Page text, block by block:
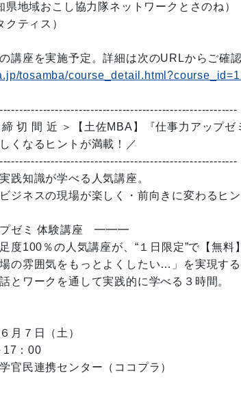
地域おこし協力隊ネットワークとさのね）
ティス）
講座を実施予定。詳細は次のURLからご確認
tosamba/
切 間 近 ＞【土佐MBA】『仕事力アップゼ
くなるヒントが満載！／
践知識が学べる人気講座。
ジネスの現場が楽しく・前向きに変わるヒ
ゼミ 体験講座 ━━━
度100％の人気講座が、“１日限定”で【無料
の雰囲気をもっとよくしたい…」を実現する
とワークを通して実践的に学べる３時間。
７日（土）
：00
民連携センター（ココプラ）